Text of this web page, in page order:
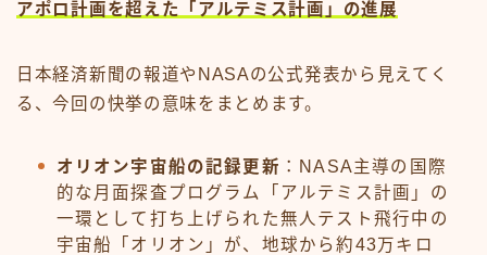
アポロ計画を超えた「アルテミス計画」の進展
日本経済新聞の報道やNASAの公式発表から見えてく
る、今回の快挙の意味をまとめます。
オリオン宇宙船の記録更新 ：NASA主導の国際
的な月面探査プログラム「アルテミス計画」の
一環として打ち上げられた無人テスト飛行中の
宇宙船「オリオン」が、地球から約43万キロ